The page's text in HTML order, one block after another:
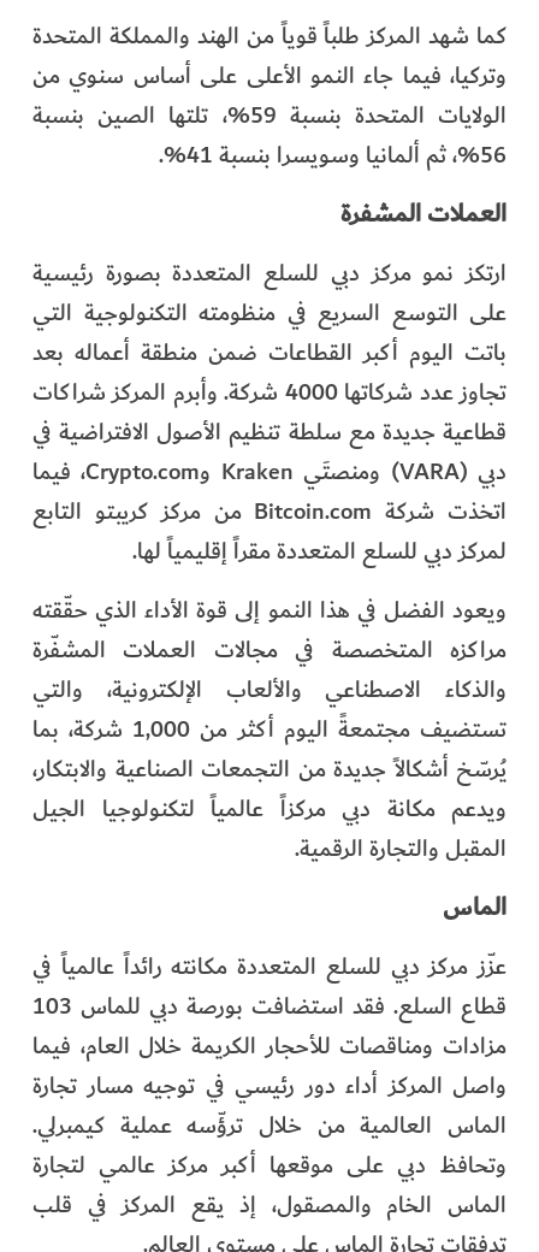
كما شهد المركز طلباً قوياً من الهند والمملكة المتحدة
وتركيا، فيما جاء النمو الأعلى على أساس سنوي من
الولايات المتحدة بنسبة 59%، تلتها الصين بنسبة
56%، ثم ألمانيا وسويسرا بنسبة 41%.
العملات المشفرة
ارتكز نمو مركز دبي للسلع المتعددة بصورة رئيسية
على التوسع السريع في منظومته التكنولوجية التي
باتت اليوم أكبر القطاعات ضمن منطقة أعماله بعد
تجاوز عدد شركاتها 4000 شركة. وأبرم المركز شراكات
قطاعية جديدة مع سلطة تنظيم الأصول الافتراضية في
دبي (VARA) ومنصتَي Kraken وCrypto.com، فيما
اتخذت شركة Bitcoin.com من مركز كريبتو التابع
لمركز دبي للسلع المتعددة مقراً إقليمياً لها.
ويعود الفضل في هذا النمو إلى قوة الأداء الذي حقّقته
مراكزه المتخصصة في مجالات العملات المشفّرة
والذكاء الاصطناعي والألعاب الإلكترونية، والتي
تستضيف مجتمعةً اليوم أكثر من 1,000 شركة، بما
يُرسّخ أشكالاً جديدة من التجمعات الصناعية والابتكار،
ويدعم مكانة دبي مركزاً عالمياً لتكنولوجيا الجيل
المقبل والتجارة الرقمية.
الماس
عزّز مركز دبي للسلع المتعددة مكانته رائداً عالمياً في
قطاع السلع. فقد استضافت بورصة دبي للماس 103
مزادات ومناقصات للأحجار الكريمة خلال العام، فيما
واصل المركز أداء دور رئيسي في توجيه مسار تجارة
الماس العالمية من خلال ترؤّسه عملية كيمبرلي.
وتحافظ دبي على موقعها أكبر مركز عالمي لتجارة
الماس الخام والمصقول، إذ يقع المركز في قلب